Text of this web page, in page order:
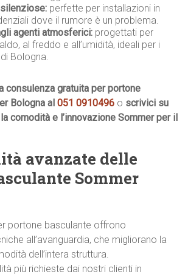
perfette per installazioni in
dove il rumore è un problema.
agenti atmosferici: progettati per
al freddo e all’umidità, ideali per i
Bologna.
consulenza gratuita per portone
Bologna al051 0910496 o scrivici su
comodità e l’innovazione Sommer per il
avanzate delle
Sommer
portone basculante offrono
all’avanguardia, che migliorano la
dell’intera struttura.
più richieste dai nostri clienti in